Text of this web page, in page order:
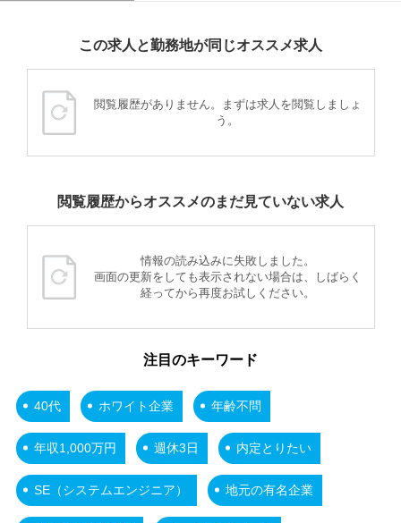
この求人と勤務地が同じオススメ求人
閲覧履歴がありません。まずは求人を閲覧しましょ
う。
閲覧履歴からオススメのまだ見ていない求人
情報の読み込みに失敗しました。
画面の更新をしても表示されない場合は、しばらく
経ってから再度お試しください。
注目のキーワード
40代 ホワイト企業 年齢不問
年収1,000万円 週休3日 内定とりたい
SE（システムエンジニア） 地元の有名企業